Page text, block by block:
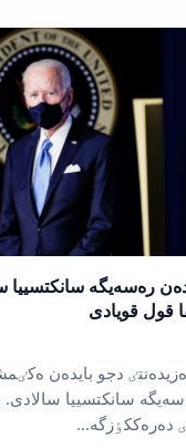
رەسەيگە سانكتسييا
قول قويادى
دجو بايدەن
سانكتسييا سالادى.
دەرەككٶزگە...